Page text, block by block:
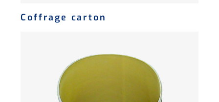
Coffrage carton